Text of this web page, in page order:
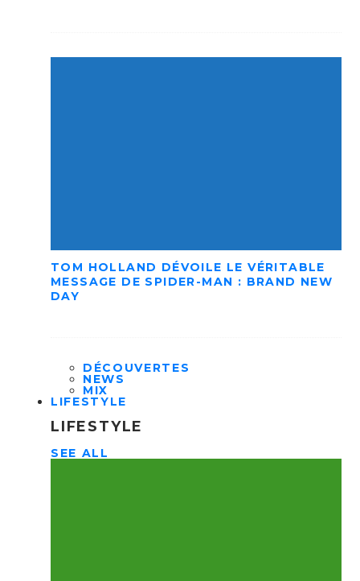
TOM HOLLAND DÉVOILE LE VÉRITABLE
MESSAGE DE SPIDER-MAN : BRAND NEW
DAY
DÉCOUVERTES
NEWS
MIX
LIFESTYLE
LIFESTYLE
SEE ALL